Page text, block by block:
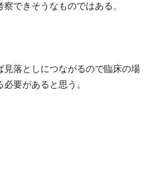
できそうなものではある。
見落としにつながるので臨床の場
要があると思う。